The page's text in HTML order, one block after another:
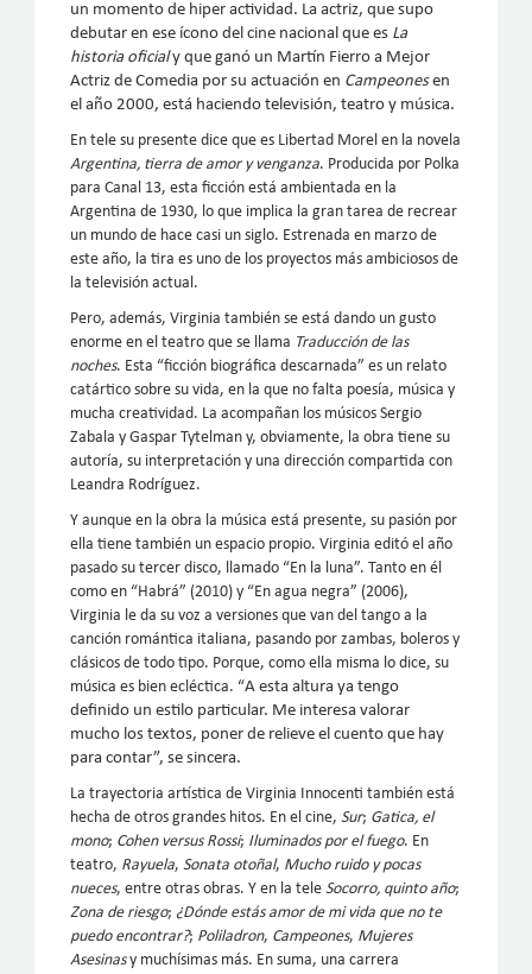
un momento de hiper actividad. La actriz, que supo
debutar en ese ícono del cine nacional que es La
historia oficialy que ganó un Martín Fierro a Mejor
Actriz de Comedia por su actuación en Campeonesen
el año 2000, está haciendo televisión, teatro y música.
En tele su presente dice que es Libertad Morel en la novela
Argentina, tierra de amor y venganza. Producida por Polka
para Canal 13, esta ficción está ambientada en la
Argentina de 1930, lo que implica la gran tarea de recrear
un mundo de hace casi un siglo. Estrenada en marzo de
este año, la tira es uno de los proyectos más ambiciosos de
la televisión actual.
Pero, además, Virginia también se está dando un gusto
enorme en el teatro que se llama Traducción de las
noches. Esta “ficción biográfica descarnada” es un relato
catártico sobre su vida, en la que no falta poesía, música y
mucha creatividad. La acompañan los músicos Sergio
Zabala y Gaspar Tytelman y, obviamente, la obra tiene su
autoría, su interpretación y una dirección compartida con
Leandra Rodríguez.
Y aunque en la obra la música está presente, su pasión por
ella tiene también un espacio propio. Virginia editó el año
pasado su tercer disco, llamado “En la luna”. Tanto en él
como en “Habrá” (2010) y “En agua negra” (2006),
Virginia le da su voz a versiones que van del tango a la
canción romántica italiana, pasando por zambas, boleros y
clásicos de todo tipo. Porque, como ella misma lo dice, su
música es bien ecléctica. “A esta altura ya tengo
definido un estilo particular. Me interesa valorar
mucho los textos, poner de relieve el cuento que hay
para contar”, se sincera.
La trayectoria artística de Virginia Innocenti también está
hecha de otros grandes hitos. En el cine,Sur; Gatica, el
mono; Cohen versus Rossi; Iluminados por el fuego. En
teatro, Rayuela,Sonata otoñal, Mucho ruido y pocas
nueces, entre otras obras. Y en la teleSocorro, quinto año;
Zona de riesgo; ¿Dónde estás amor de mi vida que no te
puedo encontrar?; Poliladron, Campeones, Mujeres
Asesinasy muchísimas más. En suma, una carrera